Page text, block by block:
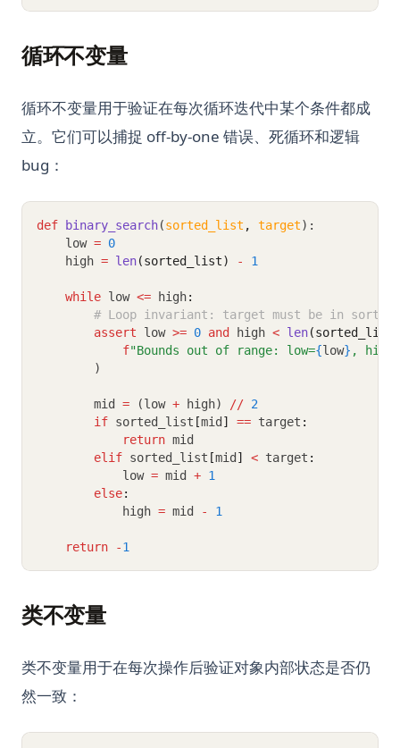
循环不变量
循环不变量用于验证在每次循环迭代中某个条件都成
立。它们可以捕捉 off-by-one 错误、死循环和逻辑
bug：
def binary_search(sorted_list , target):
    low
= 0
    high
= len(sorted_list) - 1
while low <= high:
# Loop invariant: target must be in
assert low >= 0 and high < len
f"Bounds out of range: low={low} , high=
        )
        mid
= (low + high) // 2
if sorted_list [mid ] == target :
return mid
elif sorted_list [mid ] < target :
            low
= mid + 1
else:
            high
= mid - 1
return -1
类不变量
类不变量用于在每次操作后验证对象内部状态是否仍
然一致：